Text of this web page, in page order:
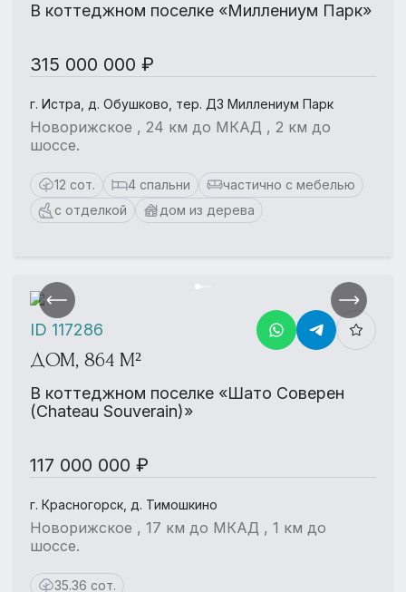
В коттеджном поселке «Миллениум Парк»
315 000 000 ₽
г. Истра, д. Обушково, тер. ДЗ Миллениум Парк
Новорижское , 24 км до МКАД , 2 км до
шоссе.
12 сот. 4 спальни
частично с мебелью
с отделкой
дом из дерева
ДОМ, 864 М²
В коттеджном поселке «Шато Соверен
(Chateau Souverain)»
117 000 000 ₽
г. Красногорск, д. Тимошкино
Новорижское , 17 км до МКАД , 1 км до
шоссе.
35.36 сот.
ID 117286